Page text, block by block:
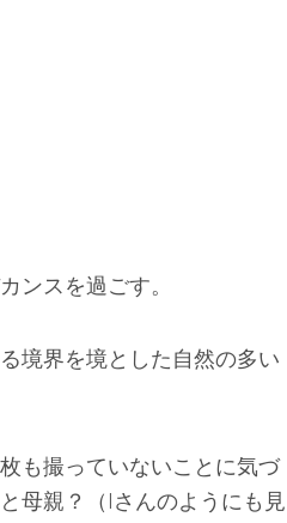
ンスを過ごす。
境界を境とした自然の多い
も撮っていないことに気づ
母親？（Iさんのようにも見